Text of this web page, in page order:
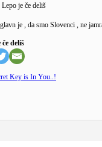
Lepo je če deliš
je , da smo Slovenci , ne
deliš
Key is In You..!